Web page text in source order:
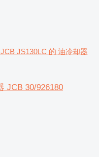
JS130LC 的 油冷却器
JCB 30/926180